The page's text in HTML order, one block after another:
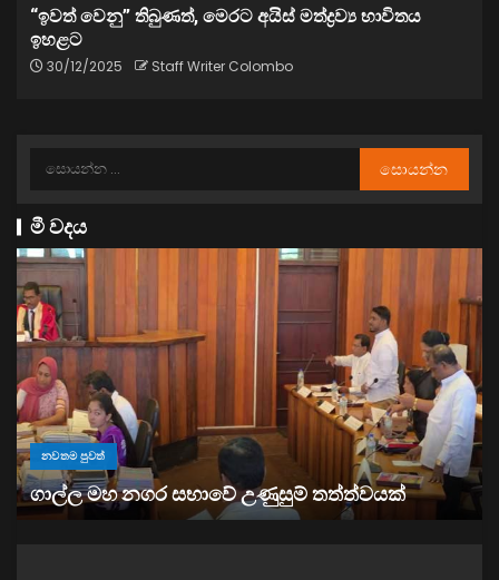
“ඉවත් වෙනු” තිබුණත්, මෙරට අයිස් මත්ද්‍රව්‍ය භාවිතය
ඉහළට
30/12/2025 Staff Writer Colombo
මී වදය
නවතම පුවත්
ගාල්ල මහ නගර සභාවේ උණුසුම් තත්ත්වයක්